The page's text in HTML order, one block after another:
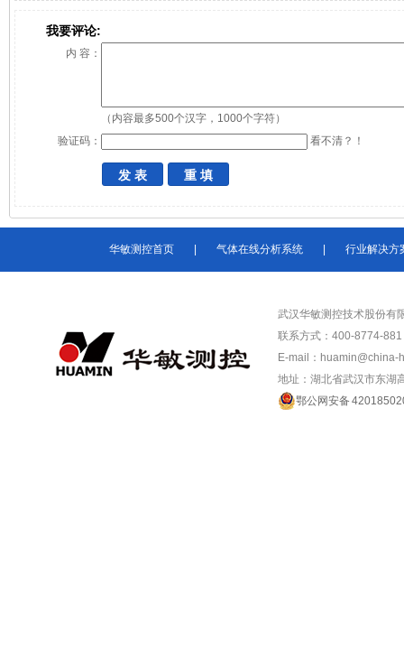
我要评论:
内 容：
（内容最多500个汉字，1000个字符）
验证码：
看不清？！
华敏测控首页 气体在线分析系统 行业解决方
武汉华敏测控技术股份有
联系方式：400-8774-
E-mail：huamin@china-
地址：湖北省武汉市东湖
鄂公网安备